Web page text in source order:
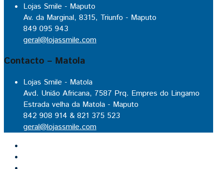
Lojas Smile - Maputo
Av. da Marginal, 8315, Triunfo - Maputo
849 095 943
geral@lojassmile.com
Contacto – Matola
Lojas Smile - Matola
Avd. União Africana, 7587 Prq. Empres do Lingamo
Estrada velha da Matola - Maputo
842 908 914 & 821 375 523
geral@lojassmile.com